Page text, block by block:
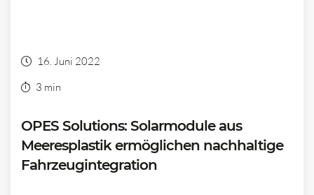
16. Juni 2022
3 min
OPES Solutions: Solarmodule aus
Meeresplastik ermöglichen nachhaltige
Fahrzeugintegration